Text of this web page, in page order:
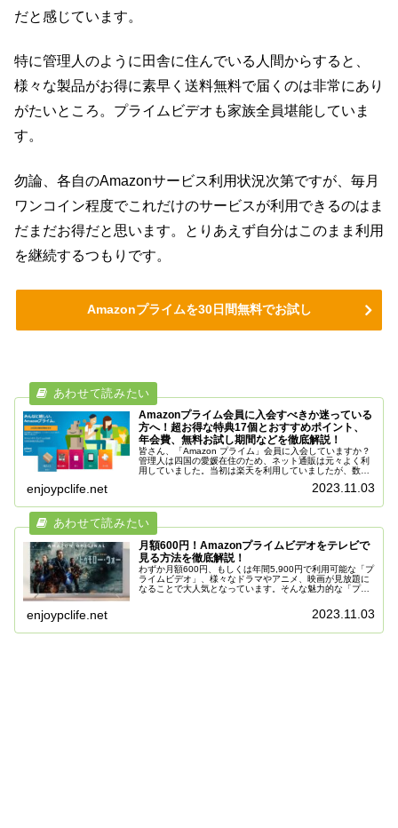
だと感じています。
特に管理人のように田舎に住んでいる人間からすると、
様々な製品がお得に素早く送料無料で届くのは非常にあり
がたいところ。プライムビデオも家族全員堪能していま
す。
勿論、各自のAmazonサービス利用状況次第ですが、毎月
ワンコイン程度でこれだけのサービスが利用できるのはま
だまだお得だと思います。とりあえず自分はこのまま利用
を継続するつもりです。
Amazonプライムを30日間無料でお試し
Amazonプライム会員に入会すべきか迷っている
方へ！超お得な特典17個とおすすめポイント、
年会費、無料お試し期間などを徹底解説！
皆さん、「Amazon プライム」会員に入会していますか？
管理人は四国の愛媛在住のため、ネット通販は元々よく利
用していました。当初は楽天を利用していましたが、数年
enjoypclife.net 2023.11.03
月額600円！Amazonプライムビデオをテレビで
見る方法を徹底解説！
わずか月額600円、もしくは年間5,900円で利用可能な「プ
ライムビデオ」、様々なドラマやアニメ、映画が見放題に
なることで大人気となっています。そんな魅力的な「プラ
enjoypclife.net 2023.11.03